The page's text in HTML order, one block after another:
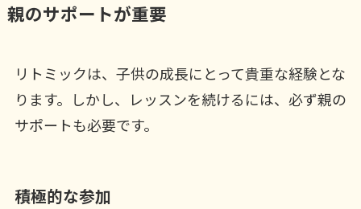
親のサポートが重要
リトミックは、子供の成長にとって貴重な経験とな
ります。しかし、レッスンを続けるには、必ず親の
サポートも必要です。
積極的な参加